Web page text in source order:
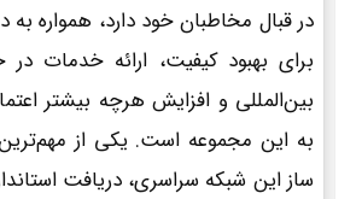
در قبال مخاطبان خود دارد، همواره به
برای بهبود کیفیت، ارائه خدمات
بین‌المللی و افزایش هرچه بیشتر
به این مجموعه است. یکی از
ساز این شبکه سراسری، دریافت